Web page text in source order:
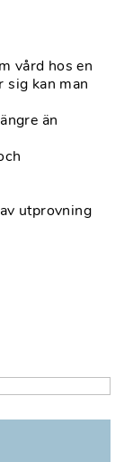
vård hos en
sig kan man
än
utprovning